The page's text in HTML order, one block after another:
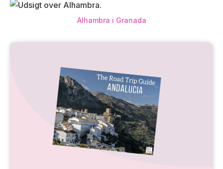
Alhambra i Granada